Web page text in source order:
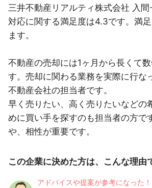
三井不動産リアルティ株式会社 入
対応に関する満足度は4.3です。満
ます。
不動産の売却には1ヶ月から長くて
す。売却に関わる業務を実際に行な
不動産会社の担当者です。
早く売りたい、高く売りたいなどの
めに買い手を探すのも担当者の方で
や、相性が重要です。
この企業に決めた方は、こんな理由
アドバイスや提案が参考になった！